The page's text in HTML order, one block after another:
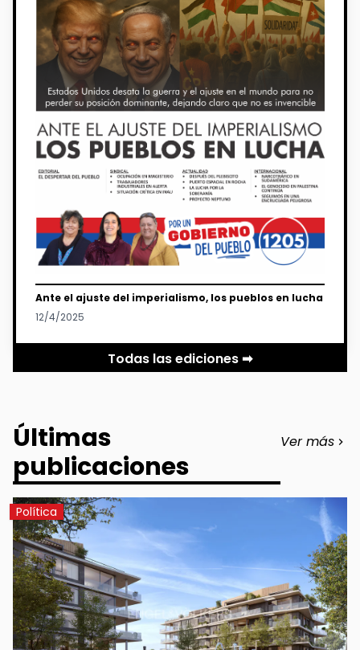
Ante el ajuste del imperialismo, los pueblos en lucha
12/4/2025
Todas las ediciones ➡
Últimas
publicaciones
Ver más
Política